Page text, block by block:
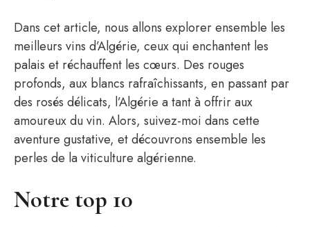
Dans cet article, nous allons explorer ensemble les
meilleurs vins d’Algérie, ceux qui enchantent les
palais et réchauffent les cœurs. Des rouges
profonds, aux blancs rafraîchissants, en passant par
des rosés délicats, l’Algérie a tant à offrir aux
amoureux du vin. Alors, suivez-moi dans cette
aventure gustative, et découvrons ensemble les
perles de la viticulture algérienne.
Notre top 10